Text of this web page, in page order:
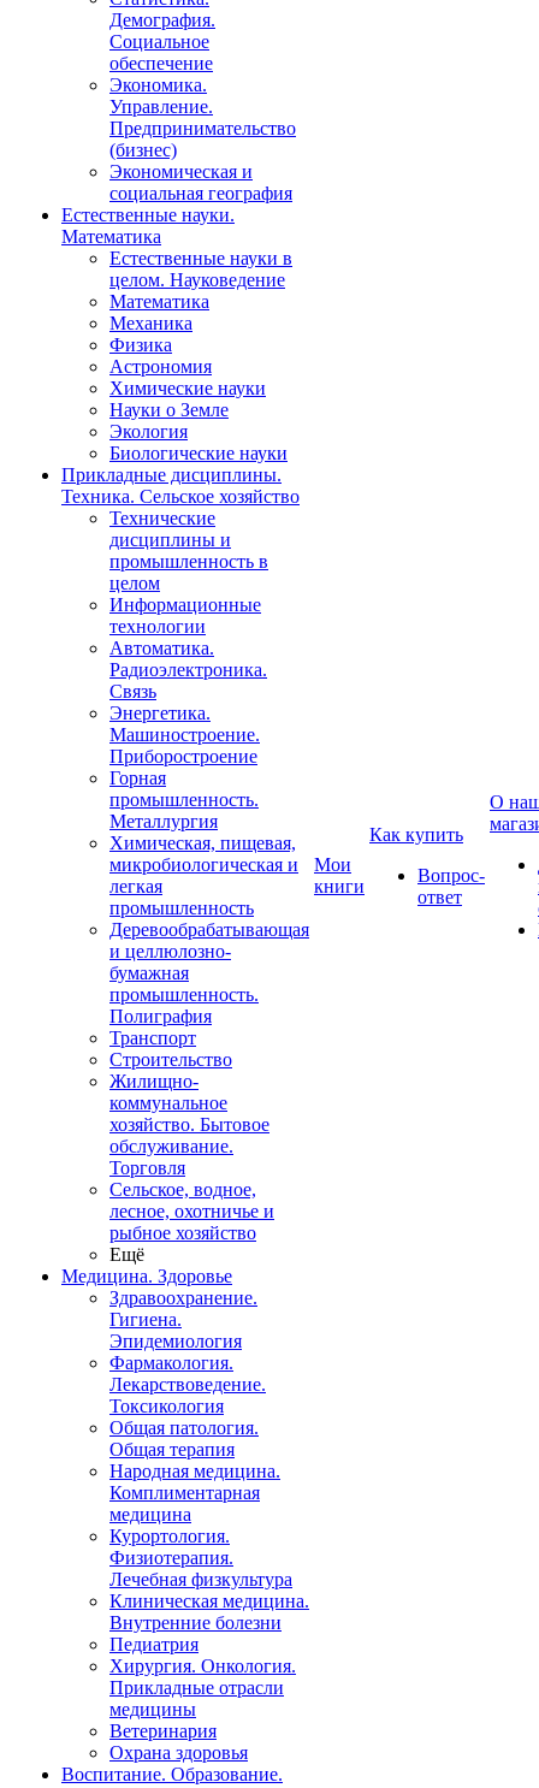
Демография.
Социальное
обеспечение
Экономика.
Управление.
Предпринимательство
(бизнес)
Экономическая и
социальная география
Естественные науки.
Математика
Естественные науки в
целом. Науковедение
Математика
Механика
Физика
Астрономия
Химические науки
Науки о Земле
Экология
Биологические науки
Прикладные дисциплины.
Техника. Сельское хозяйство
Технические
дисциплины и
промышленность в
целом
Информационные
технологии
Автоматика.
Радиоэлектроника.
Связь
Энергетика.
Машиностроение.
Приборостроение
Горная
промышленность.
Металлургия
Химическая, пищевая,
микробиологическая и
легкая
промышленность
Деревообрабатывающая
и целлюлозно-
бумажная
промышленность.
Полиграфия
Транспорт
Строительство
Жилищно-
коммунальное
хозяйство. Бытовое
обслуживание.
Торговля
Сельское, водное,
лесное, охотничье и
рыбное хозяйство
Ещё
Медицина. Здоровье
Здравоохранение.
Гигиена.
Эпидемиология
Фармакология.
Лекарствоведение.
Токсикология
Общая патология.
Общая терапия
Народная медицина.
Комплиментарная
медицина
Курортология.
Физиотерапия.
Лечебная физкультура
Клиническая медицина.
Внутренние болезни
Педиатрия
Хирургия. Онкология.
Прикладные отрасли
медицины
Ветеринария
Охрана здоровья
Воспитание. Образование.
Мои
книги
Как купить
Вопрос-
ответ
О